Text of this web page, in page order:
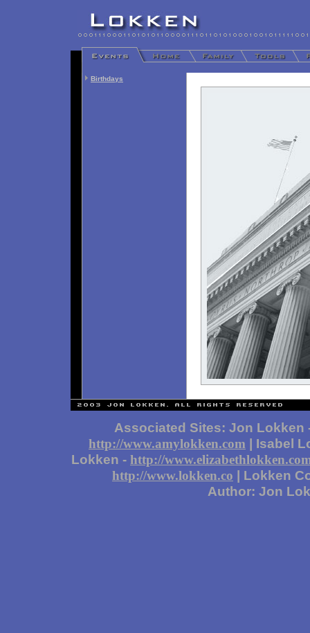
Birthdays
Associated Sites: Jon Lokken
http://www.amylokken.com | Isabel
Lokken - http://
http://www.lokken.co | Lokken
Author: Jon